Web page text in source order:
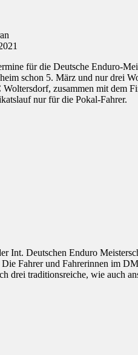
für die Deutsche Enduro-
schon 5. März und nur drei
zusammen mit dem
nur für die Pokal-Fahrer.
Int. Deutschen Enduro
Fahrer und Fahrerinnen im
drei traditionsreiche, wie auch